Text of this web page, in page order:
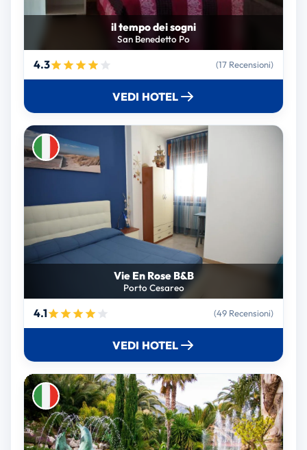
il tempo dei sogni
San Benedetto Po
4.3 (17 Recensioni)
VEDI HOTEL
Vie En Rose B&B
Porto Cesareo
4.1 (49 Recensioni)
VEDI HOTEL